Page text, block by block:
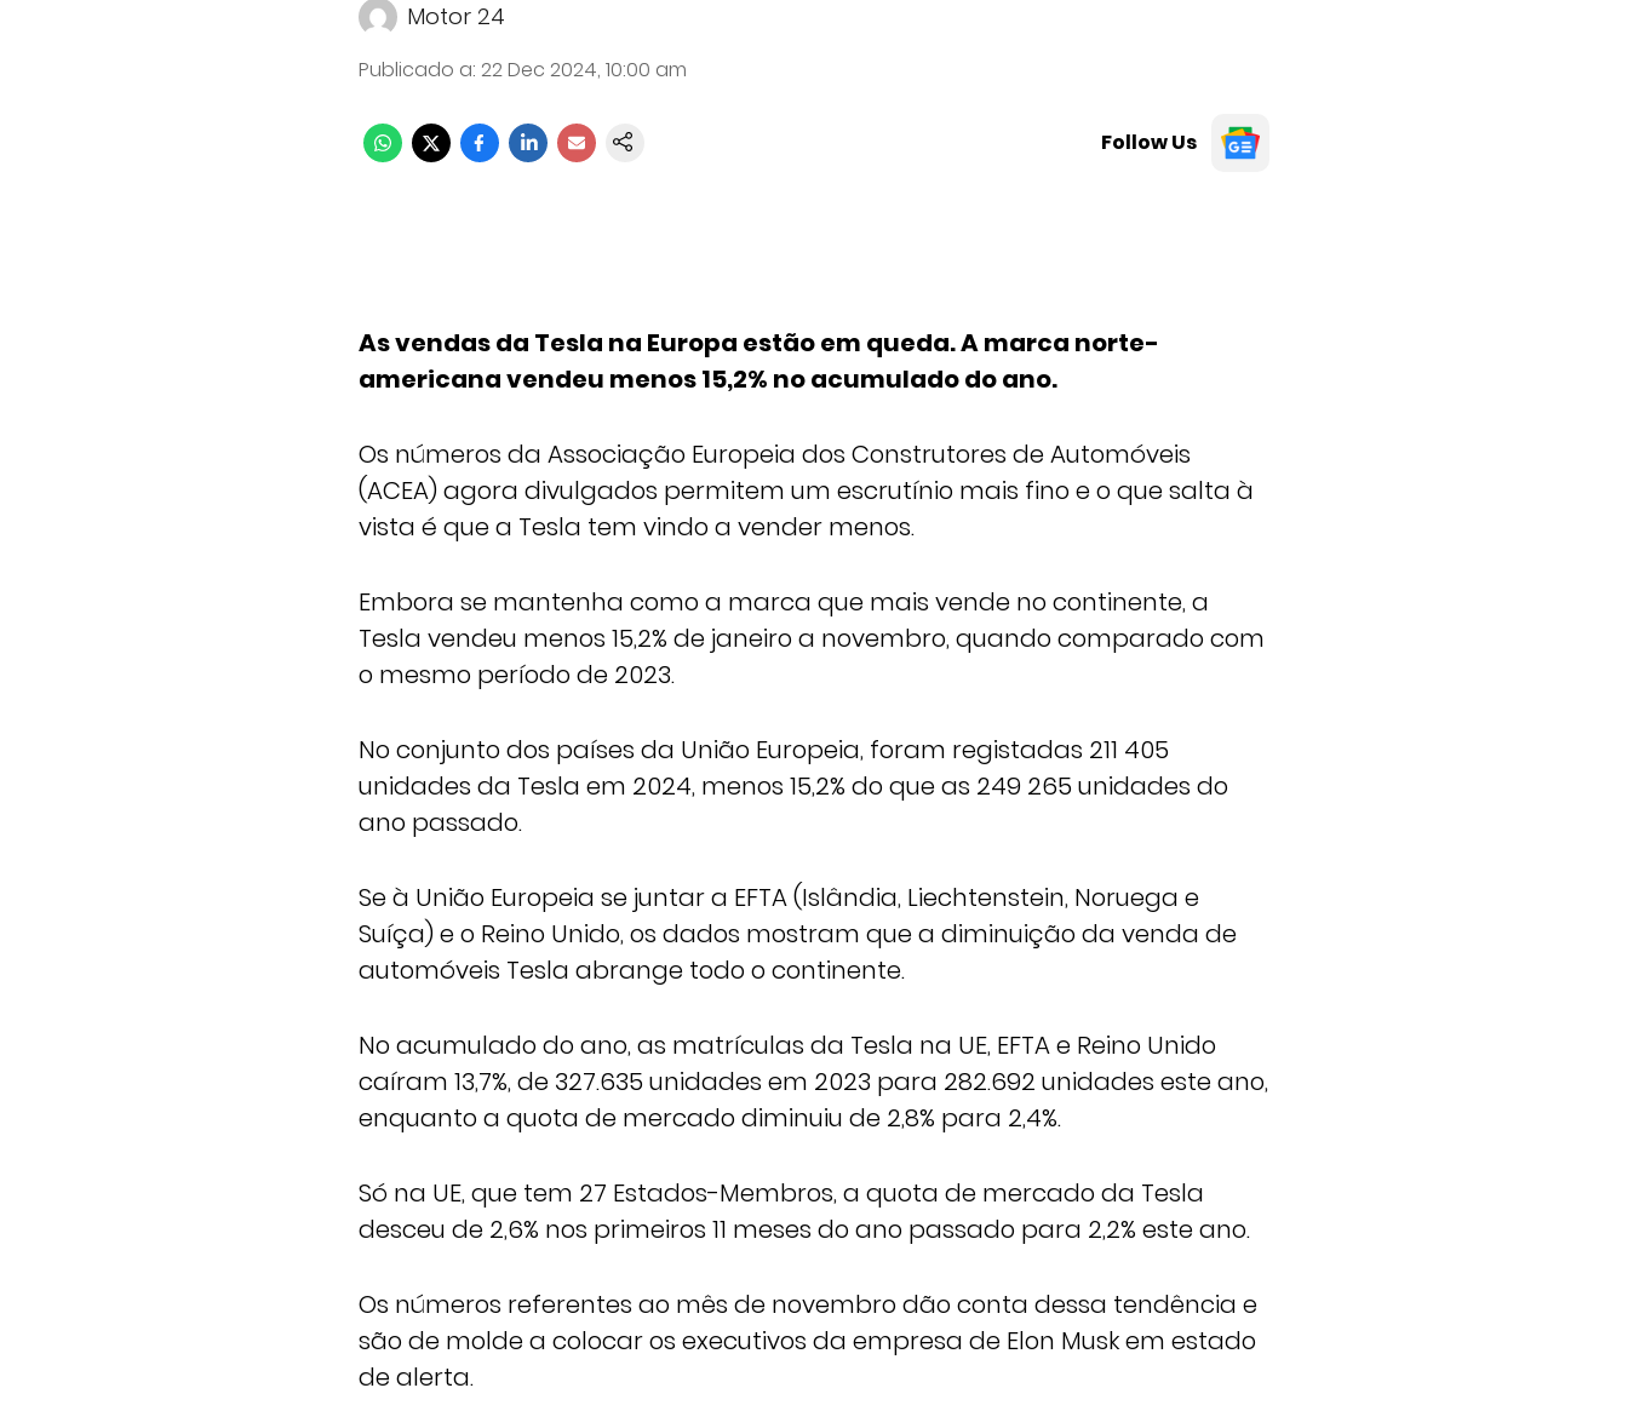
Motor 24
Publicado a: 22 Dec 2024, 10:00 am
Follow Us
As vendas da Tesla na Europa estão em queda. A marca norte-
americana vendeu menos 15,2% no acumulado do ano.
Os números da Associação Europeia dos Construtores de Automóveis
(ACEA) agora divulgados permitem um escrutínio mais fino e o que salta à
vista é que a Tesla tem vindo a vender menos.
Embora se mantenha como a marca que mais vende no continente, a
Tesla vendeu menos 15,2% de janeiro a novembro, quando comparado com
o mesmo período de 2023.
No conjunto dos países da União Europeia, foram registadas 211 405
unidades da Tesla em 2024, menos 15,2% do que as 249 265 unidades do
ano passado.
Se à União Europeia se juntar a EFTA (Islândia, Liechtenstein, Noruega e
Suíça) e o Reino Unido, os dados mostram que a diminuição da venda de
automóveis Tesla abrange todo o continente.
No acumulado do ano, as matrículas da Tesla na UE, EFTA e Reino Unido
caíram 13,7%, de 327.635 unidades em 2023 para 282.692 unidades este ano,
enquanto a quota de mercado diminuiu de 2,8% para 2,4%.
Só na UE, que tem 27 Estados-Membros, a quota de mercado da Tesla
desceu de 2,6% nos primeiros 11 meses do ano passado para 2,2% este ano.
Os números referentes ao mês de novembro dão conta dessa tendência e
são de molde a colocar os executivos da empresa de Elon Musk em estado
de alerta.